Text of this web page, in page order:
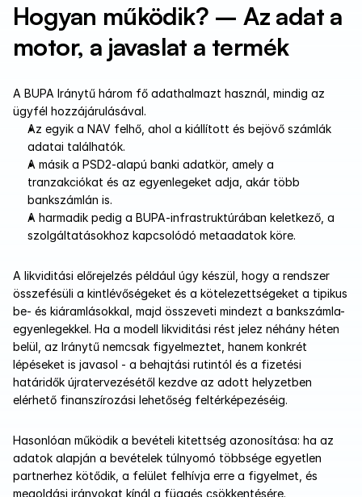
Hogyan működik? – Az adat a
motor, a javaslat a termék
A BUPA Iránytű három fő adathalmazt használ, mindig az
ügyfél hozzájárulásával.
Az egyik a NAV felhő, ahol a kiállított és bejövő számlák
adatai találhatók.
A másik a PSD2-alapú banki adatkör, amely a
tranzakciókat és az egyenlegeket adja, akár több
bankszámlán is.
A harmadik pedig a BUPA-infrastruktúrában keletkező, a
szolgáltatásokhoz kapcsolódó metaadatok köre.
A likviditási előrejelzés például úgy készül, hogy a rendszer
összefésüli a kintlévőségeket és a kötelezettségeket a tipikus
be- és kiáramlásokkal, majd összeveti mindezt a bankszámla-
egyenlegekkel. Ha a modell likviditási rést jelez néhány héten
belül, az Iránytű nemcsak figyelmeztet, hanem konkrét
lépéseket is javasol - a behajtási rutintól és a fizetési
határidők újratervezésétől kezdve az adott helyzetben
elérhető finanszírozási lehetőség feltérképezéséig.
Hasonlóan működik a bevételi kitettség azonosítása: ha az
adatok alapján a bevételek túlnyomó többsége egyetlen
partnerhez kötődik, a felület felhívja erre a figyelmet, és
megoldási irányokat kínál a függés csökkentésére.